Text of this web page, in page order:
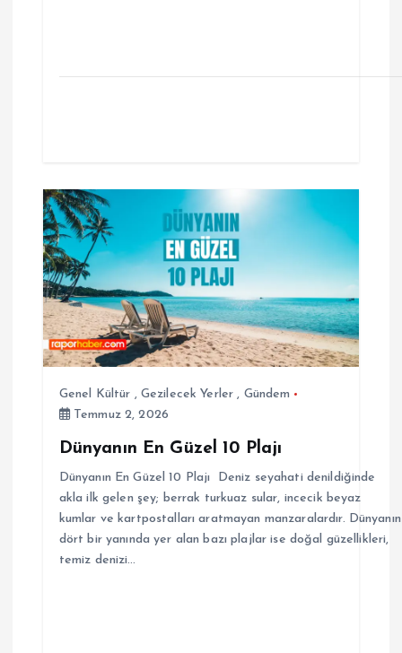
Genel Kültür , Gezilecek Yerler , Gündem
Temmuz 2, 2026
Dünyanın En Güzel 10 Plajı
Dünyanın En Güzel 10 Plajı Deniz seyahati denildiğinde
akla ilk gelen şey; berrak turkuaz sular, incecik beyaz
kumlar ve kartpostalları aratmayan manzaralardır. Dünyanın
dört bir yanında yer alan bazı plajlar ise doğal güzellikleri,
temiz denizi…